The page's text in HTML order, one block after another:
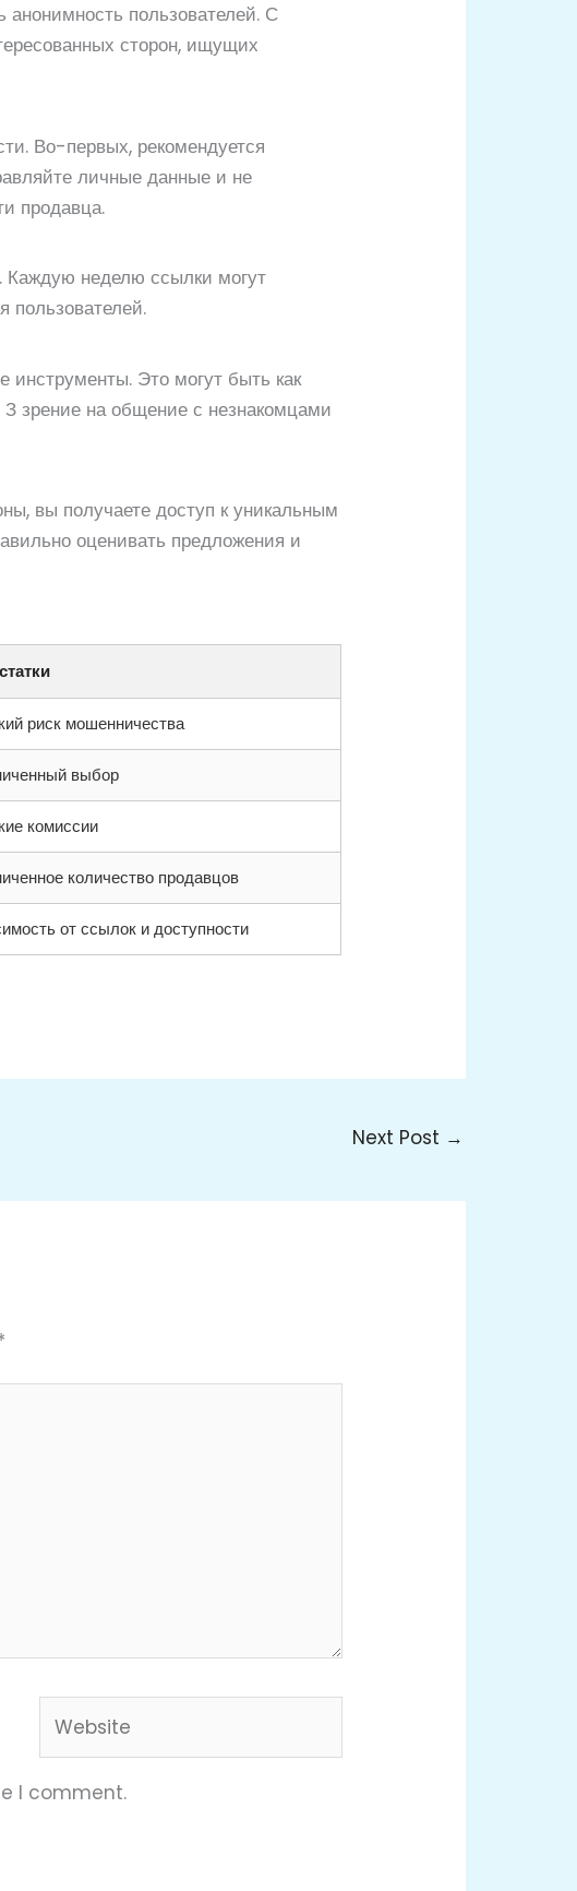
анонимность пользователей. С
сторон, ищущих
Во-первых, рекомендуется
личные данные и не
продавца.
Каждую неделю ссылки могут
пользователей.
инструменты. Это могут быть как
зрение на общение с незнакомцами
вы получаете доступ к уникальным
оценивать предложения и
риск мошенничества
выбор
комиссии
количество продавцов
от ссылок и доступности
Next Post →
I comment.